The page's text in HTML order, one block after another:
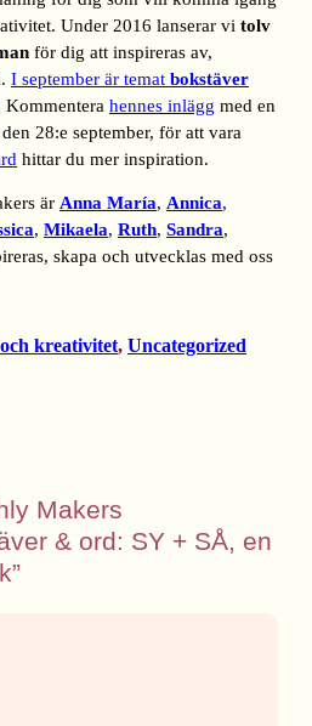
Under 2016 lanserar vi tolv
för dig att inspireras av,
I september är temat bokstäver
Kommentera hennes inlägg med en
28:e september, för att vara
hittar du mer inspiration.
är Anna María, Annica,
, Mikaela, Ruth, Sandra,
skapa och utvecklas med oss
kreativitet, Uncategorized
Makers
& ord: SY + SÅ, en